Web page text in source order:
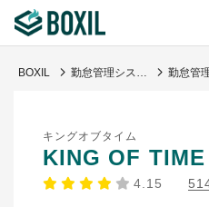
診断から探す(β版)
BOXIL 勤怠管理システムおすすめ17選 - 一覧比較表で費用・機能 | 選び方【シェアランキング】
キングオブタイム
KING OF TIME
4.15